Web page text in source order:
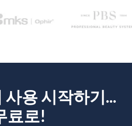
용 시작하기...
료로!